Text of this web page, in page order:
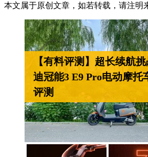
本文属于原创文章，如若转载，请注明
【有料评测】超长续航
迪冠能3 E9 Pro电动摩托
评测